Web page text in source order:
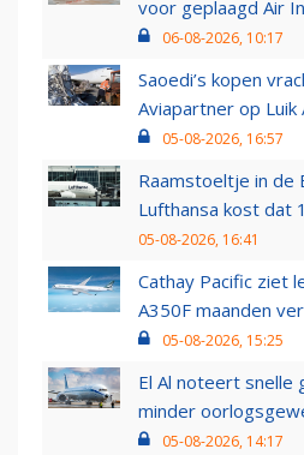
voor geplaagd Air
06-08-2026, 10:17
Saoedi’s kopen
Aviapartner op
05-08-2026, 16:57
Raamstoeltje in de
Lufthansa kost dat
05-08-2026, 16:41
Cathay Pacific ziet
A350F maanden
05-08-2026, 15:25
El Al noteert snelle
minder
05-08-2026, 14:17